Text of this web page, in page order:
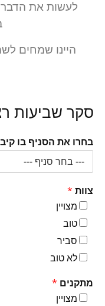
לעשות את
היינו שמחים
סקר שביעות
ס
ר
ל
ש
בחרו את הסניף בו
צוות *
מצויין
טוב
סביר
לא טוב
מתקנים *
מצויין